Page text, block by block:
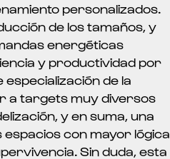
personalizados.
de los tamaños, y
energéticas
y productividad por
de la
a targets muy diversos
y en suma, una
con mayor lógica
Sin duda, esta